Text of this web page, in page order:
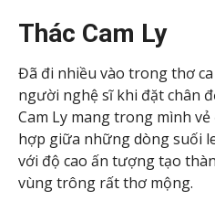
Thác Cam Ly
Đã đi nhiều vào trong thơ
người nghệ sĩ khi đặt chân
Cam Ly mang trong mình
hợp giữa những dòng suối
với độ cao ấn tượng tạo
vùng trông rất thơ mộng.